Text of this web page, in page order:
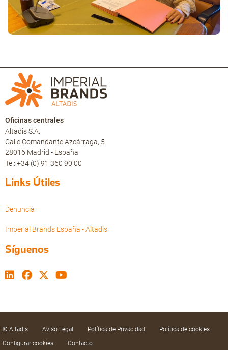
Oficinas centrales
Altadis S.A.
Calle Comandante Azcárraga, 5
28016 Madrid - España
Tel: +34 (0) 91 360 90 00
Links Útiles
Denuncia
Imperial Brands España - Altadis
Síguenos
© Altadis Aviso Legal Política de Privacidad
Política de cookies
Configurar cookies
Contacto